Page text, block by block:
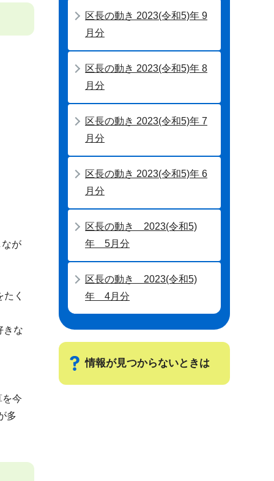
が
く
きな
今
多
区長の動き 2023(令和5)年 9
月分
区長の動き 2023(令和5)年 8
月分
区長の動き 2023(令和5)年 7
月分
区長の動き 2023(令和5)年 6
月分
区長の動き 2023(令和5)
年 5月分
区長の動き 2023(令和5)
年 4月分
情報が見つからないときは